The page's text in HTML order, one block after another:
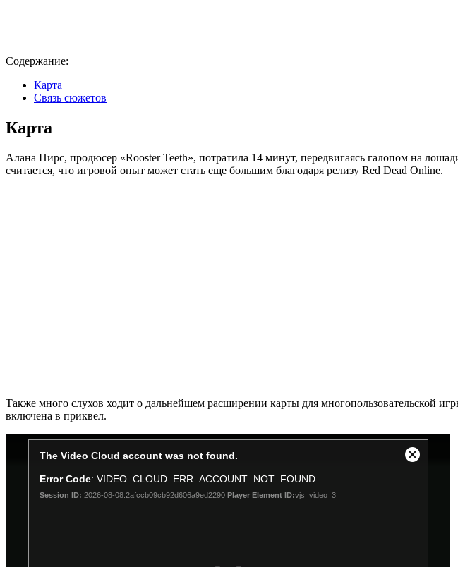
Содержание:
Карта
Связь сюжетов
Карта
Алана Пирс, продюсер «Rooster Teeth», потратила 14 минут, передвигаясь галопом на
считается, что игровой опыт может стать еще большим благодаря релизу Red Dead Online.
Также много слухов ходит о дальнейшем расширении карты для многопользовательской
включена в приквел.